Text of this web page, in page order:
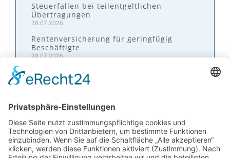
Steuerfallen bei teilentgeltlichen
Übertragungen
28.07.2026
Rentenversicherung für geringfügig
Beschäftigte
28.07.2026